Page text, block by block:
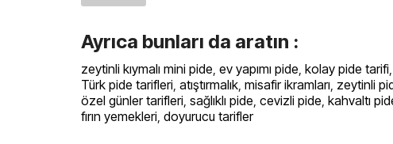
Ayrıca bunları da aratın :
zeytinli kıymalı mini pide, ev yapımı pide, kolay pide tarifi,
Türk pide tarifleri, atıştırmalık, misafir ikramları, zeytinli
özel günler tarifleri, sağlıklı pide, cevizli pide, kahvaltı
fırın yemekleri, doyurucu tarifler